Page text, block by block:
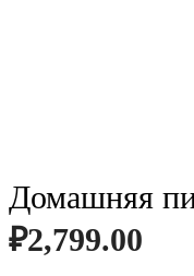
Домашняя
₽2,799.00